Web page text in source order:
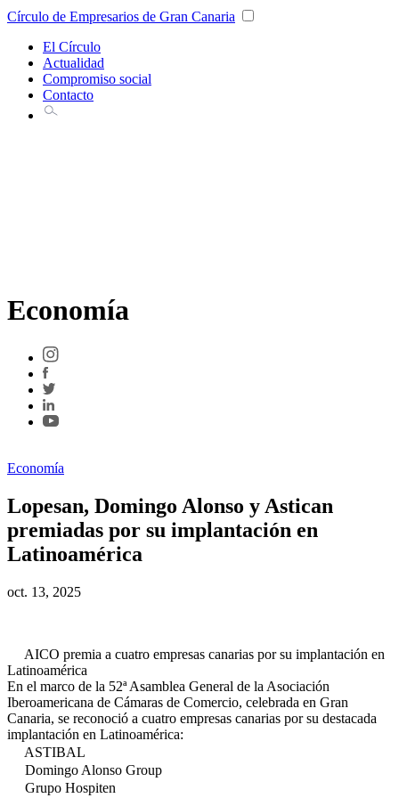
Círculo de Empresarios de Gran Canaria
El Círculo
Actualidad
Compromiso social
Contacto
Economía
Economía
Lopesan, Domingo Alonso y Astican
premiadas por su implantación en
Latinoamérica
oct. 13, 2025
AICO premia a cuatro empresas canarias por su
implantación en Latinoamérica
En el marco de la 52ª Asamblea General de la Asociación
Iberoamericana de Cámaras de Comercio, celebrada en Gran
Canaria, se reconoció a cuatro empresas canarias por su destacada
implantación en Latinoamérica:
ASTIBAL
Domingo Alonso Group
Grupo Hospiten